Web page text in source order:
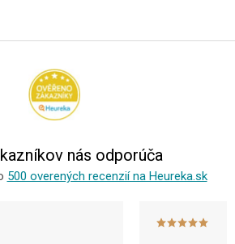
nás odporúča
500 overených recenzií na Heureka.sk